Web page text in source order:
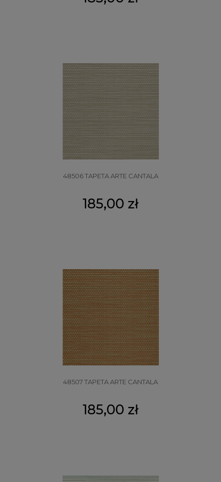
48506 TAPETA ARTE CANTALA
185,00 zł
48507 TAPETA ARTE CANTALA
185,00 zł